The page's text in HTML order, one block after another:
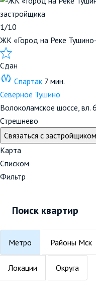
1/10
ЖК «Город на Реке
Сдан
Спартак 7 мин.
Северное Тушино
Волоколамское шоссе, вл.
Стрешнево
Связаться с застройщиком
Карта
Списком
Фильтр
Поиск квартир
Метро Районы Мск
Локации Округа